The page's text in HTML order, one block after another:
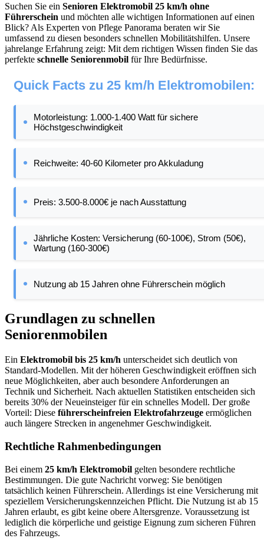
Suchen Sie ein Senioren Elektromobil 25 km/h ohne
Führerschein und möchten alle wichtigen Informationen auf einen
Blick? Als Experten von Pflege Panorama beraten wir Sie
umfassend zu diesen besonders schnellen Mobilitätshilfen. Unsere
jahrelange Erfahrung zeigt: Mit dem richtigen Wissen finden Sie das
perfekte schnelle Seniorenmobil für Ihre Bedürfnisse.
Quick Facts zu 25 km/h Elektromobilen:
Motorleistung: 1.000-1.400 Watt für sichere
Höchstgeschwindigkeit
Reichweite: 40-60 Kilometer pro Akkuladung
Preis: 3.500-8.000€ je nach Ausstattung
Jährliche Kosten: Versicherung (60-100€), Strom (50€),
Wartung (160-300€)
Nutzung ab 15 Jahren ohne Führerschein möglich
Grundlagen zu schnellen
Seniorenmobilen
Ein Elektromobil bis 25 km/h unterscheidet sich deutlich von
Standard-Modellen. Mit der höheren Geschwindigkeit eröffnen sich
neue Möglichkeiten, aber auch besondere Anforderungen an
Technik und Sicherheit. Nach aktuellen Statistiken entscheiden sich
bereits 30% der Neueinsteiger für ein schnelles Modell. Der große
Vorteil: Diese führerscheinfreien Elektrofahrzeuge ermöglichen
auch längere Strecken in angenehmer Geschwindigkeit.
Rechtliche Rahmenbedingungen
Bei einem 25 km/h Elektromobil gelten besondere rechtliche
Bestimmungen. Die gute Nachricht vorweg: Sie benötigen
tatsächlich keinen Führerschein. Allerdings ist eine Versicherung mit
speziellem Versicherungskennzeichen Pflicht. Die Nutzung ist ab 15
Jahren erlaubt, es gibt keine obere Altersgrenze. Voraussetzung ist
lediglich die körperliche und geistige Eignung zum sicheren Führen
des Fahrzeugs.